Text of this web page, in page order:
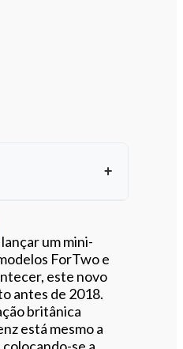
artigo
um mini-
ForTwo e
este novo
antes de 2018.
britânica
está mesmo a